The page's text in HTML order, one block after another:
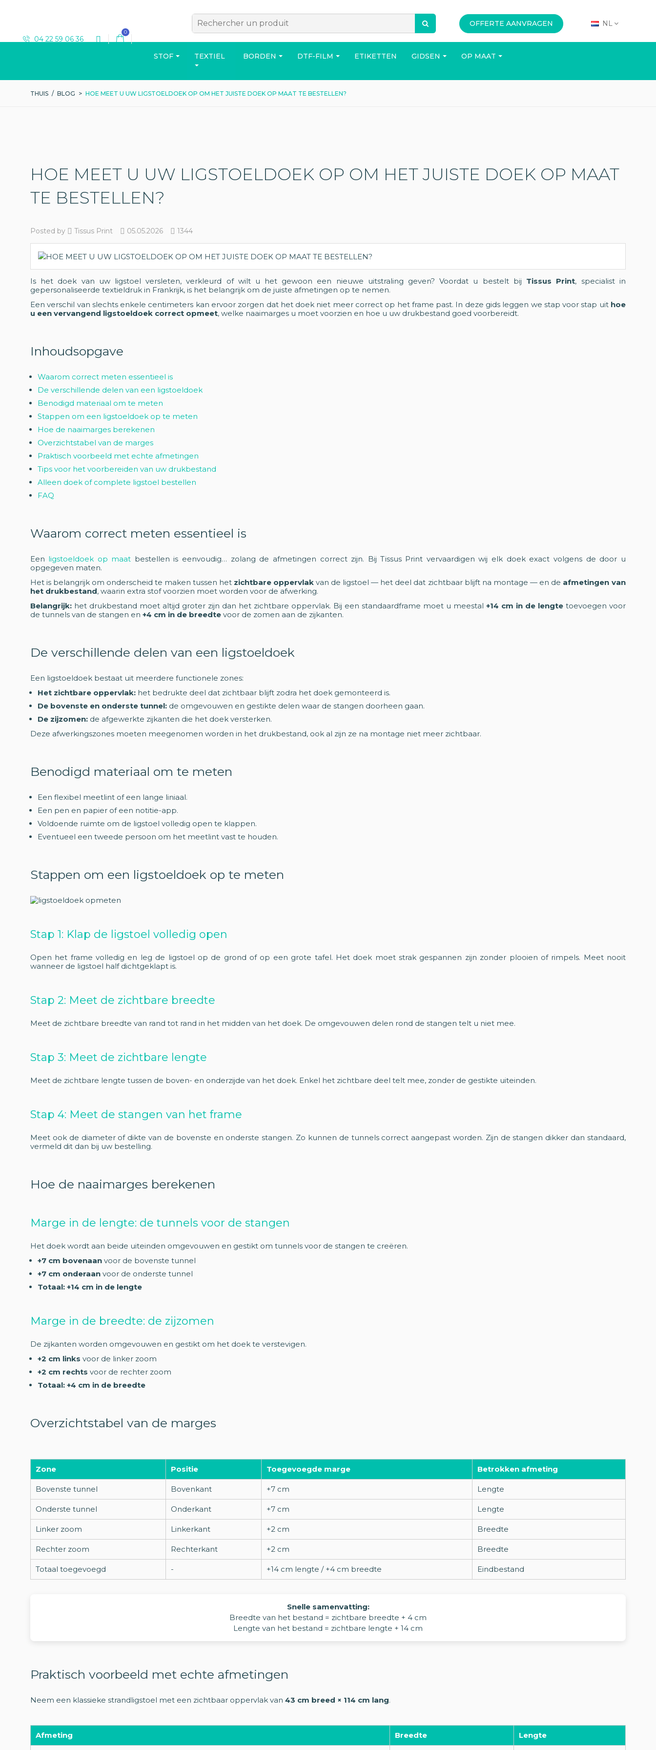
OFFERTE AANVRAGEN
NL
04 22 59 06 36
0
STOF TEXTIEL
T-SHIRT ACCESSOIRES TAS
Bekijk de catalogus
BORDEN DTF-FILM ETIKETTEN GIDSEN OP MAAT
THUIS / BLOG > HOE MEET U UW LIGSTOELDOEK OP OM HET JUISTE DOEK OP MAAT TE BESTELLEN?
HOE MEET U UW LIGSTOELDOEK OP OM HET JUISTE DOEK OP MAAT
TE BESTELLEN?
Posted by Tissus Print 05.05.2026 1344
Is het doek van uw ligstoel versleten, verkleurd of wilt u het gewoon een nieuwe uitstraling geven? Voordat u bestelt bij Tissus Print, specialist in
gepersonaliseerde textieldruk in Frankrijk, is het belangrijk om de juiste afmetingen op te nemen.
Een verschil van slechts enkele centimeters kan ervoor zorgen dat het doek niet meer correct op het frame past. In deze gids leggen we stap voor stap uit hoe
u een vervangend ligstoeldoek correct opmeet, welke naaimarges u moet voorzien en hoe u uw drukbestand goed voorbereidt.
Inhoudsopgave
Waarom correct meten essentieel is
De verschillende delen van een ligstoeldoek
Benodigd materiaal om te meten
Stappen om een ligstoeldoek op te meten
Hoe de naaimarges berekenen
Overzichtstabel van de marges
Praktisch voorbeeld met echte afmetingen
Tips voor het voorbereiden van uw drukbestand
Alleen doek of complete ligstoel bestellen
FAQ
Waarom correct meten essentieel is
Een ligstoeldoek op maat bestellen is eenvoudig… zolang de afmetingen correct zijn. Bij Tissus Print vervaardigen wij elk doek exact volgens de door u
opgegeven maten.
Het is belangrijk om onderscheid te maken tussen het zichtbare oppervlak van de ligstoel — het deel dat zichtbaar blijft na montage — en de afmetingen van
het drukbestand, waarin extra stof voorzien moet worden voor de afwerking.
Belangrijk: het drukbestand moet altijd groter zijn dan het zichtbare oppervlak. Bij een standaardframe moet u meestal +14 cm in de lengte toevoegen voor
de tunnels van de stangen en +4 cm in de breedte voor de zomen aan de zijkanten.
De verschillende delen van een ligstoeldoek
Een ligstoeldoek bestaat uit meerdere functionele zones:
Het zichtbare oppervlak: het bedrukte deel dat zichtbaar blijft zodra het doek gemonteerd is.
De bovenste en onderste tunnel: de omgevouwen en gestikte delen waar de stangen doorheen gaan.
De zijzomen: de afgewerkte zijkanten die het doek versterken.
Deze afwerkingszones moeten meegenomen worden in het drukbestand, ook al zijn ze na montage niet meer zichtbaar.
Benodigd materiaal om te meten
Een flexibel meetlint of een lange liniaal.
Een pen en papier of een notitie-app.
Voldoende ruimte om de ligstoel volledig open te klappen.
Eventueel een tweede persoon om het meetlint vast te houden.
Stappen om een ligstoeldoek op te meten
Stap 1: Klap de ligstoel volledig open
Open het frame volledig en leg de ligstoel op de grond of op een grote tafel. Het doek moet strak gespannen zijn zonder plooien of rimpels. Meet nooit
wanneer de ligstoel half dichtgeklapt is.
Stap 2: Meet de zichtbare breedte
Meet de zichtbare breedte van rand tot rand in het midden van het doek. De omgevouwen delen rond de stangen telt u niet mee.
Stap 3: Meet de zichtbare lengte
Meet de zichtbare lengte tussen de boven- en onderzijde van het doek. Enkel het zichtbare deel telt mee, zonder de gestikte uiteinden.
Stap 4: Meet de stangen van het frame
Meet ook de diameter of dikte van de bovenste en onderste stangen. Zo kunnen de tunnels correct aangepast worden. Zijn de stangen dikker dan standaard,
vermeld dit dan bij uw bestelling.
Hoe de naaimarges berekenen
Marge in de lengte: de tunnels voor de stangen
Het doek wordt aan beide uiteinden omgevouwen en gestikt om tunnels voor de stangen te creëren.
+7 cm bovenaan voor de bovenste tunnel
+7 cm onderaan voor de onderste tunnel
Totaal: +14 cm in de lengte
Marge in de breedte: de zijzomen
De zijkanten worden omgevouwen en gestikt om het doek te verstevigen.
+2 cm links voor de linker zoom
+2 cm rechts voor de rechter zoom
Totaal: +4 cm in de breedte
Overzichtstabel van de marges
Zone Positie Toegevoegde marge Betrokken afmeting
Bovenste tunnel Bovenkant +7 cm Lengte
Onderste tunnel Onderkant +7 cm Lengte
Linker zoom Linkerkant +2 cm Breedte
Rechter zoom Rechterkant +2 cm Breedte
Totaal toegevoegd - +14 cm lengte / +4 cm breedte Eindbestand
Snelle samenvatting:
Breedte van het bestand = zichtbare breedte + 4 cm
Lengte van het bestand = zichtbare lengte + 14 cm
Praktisch voorbeeld met echte afmetingen
Neem een klassieke strandligstoel met een zichtbaar oppervlak van 43 cm breed × 114 cm lang.
Afmeting Breedte Lengte